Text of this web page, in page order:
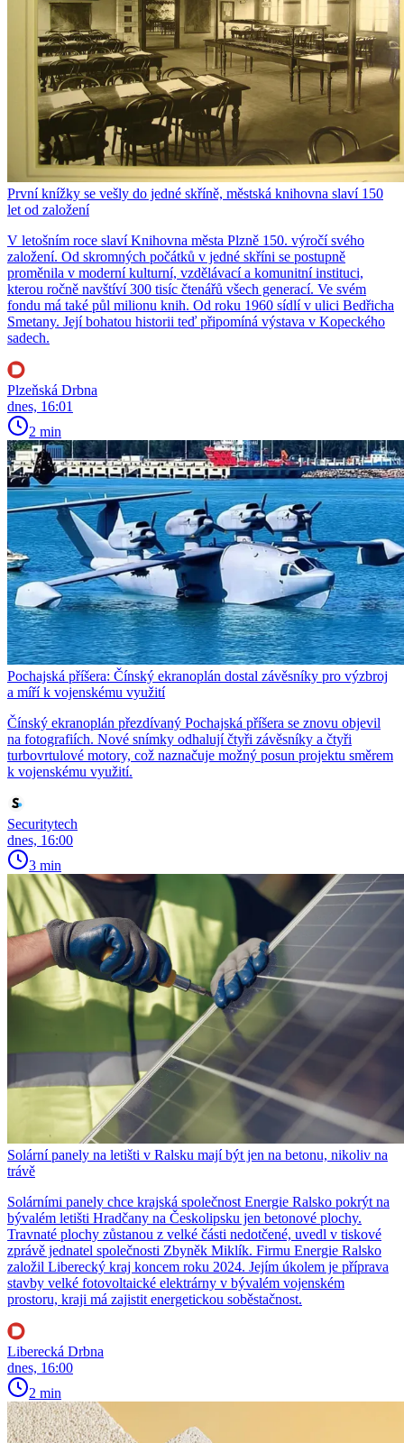
První knížky se vešly do jedné skříně, městská knihovna slaví 150
let od založení
V letošním roce slaví Knihovna města Plzně 150. výročí svého
založení. Od skromných počátků v jedné skříni se postupně
proměnila v moderní kulturní, vzdělávací a komunitní instituci,
kterou ročně navštíví 300 tisíc čtenářů všech generací. Ve svém
fondu má také půl milionu knih. Od roku 1960 sídlí v ulici Bedřicha
Smetany. Její bohatou historii teď připomíná výstava v Kopeckého
sadech.
Plzeňská Drbna
dnes, 16:01
2 min
Pochajská příšera: Čínský ekranoplán dostal závěsníky pro výzbroj
a míří k vojenskému využití
Čínský ekranoplán přezdívaný Pochajská příšera se znovu objevil
na fotografiích. Nové snímky odhalují čtyři závěsníky a čtyři
turbovrtulové motory, což naznačuje možný posun projektu směrem
k vojenskému využití.
Securitytech
dnes, 16:00
3 min
Solární panely na letišti v Ralsku mají být jen na betonu, nikoliv na
trávě
Solárními panely chce krajská společnost Energie Ralsko pokrýt na
bývalém letišti Hradčany na Českolipsku jen betonové plochy.
Travnaté plochy zůstanou z velké části nedotčené, uvedl v tiskové
zprávě jednatel společnosti Zbyněk Miklík. Firmu Energie Ralsko
založil Liberecký kraj koncem roku 2024. Jejím úkolem je příprava
stavby velké fotovoltaické elektrárny v bývalém vojenském
prostoru, kraji má zajistit energetickou soběstačnost.
Liberecká Drbna
dnes, 16:00
2 min